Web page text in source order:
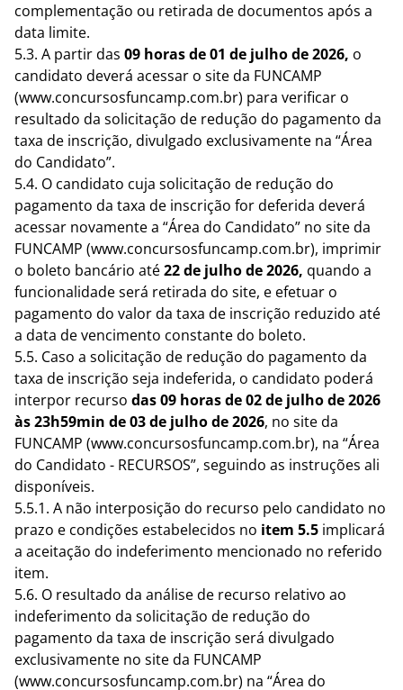
complementação ou retirada de documentos após a
data limite.
5.3. A partir das 09 horas de 01 de julho de 2026, o
candidato deverá acessar o site da FUNCAMP
(www.concursosfuncamp.com.br) para verificar o
resultado da solicitação de redução do pagamento da
taxa de inscrição, divulgado exclusivamente na “Área
do Candidato”.
5.4. O candidato cuja solicitação de redução do
pagamento da taxa de inscrição for deferida deverá
acessar novamente a “Área do Candidato” no site da
FUNCAMP (www.concursosfuncamp.com.br), imprimir
o boleto bancário até22 de julho de 2026, quando a
funcionalidade será retirada do site, e efetuar o
pagamento do valor da taxa de inscrição reduzido até
a data de vencimento constante do boleto.
5.5. Caso a solicitação de redução do pagamento da
taxa de inscrição seja indeferida, o candidato poderá
interpor recurso das 09 horas de 02 de julho de 2026
às 23h59min de 03 de julho de 2026, no site da
FUNCAMP (www.concursosfuncamp.com.br), na “Área
do Candidato - RECURSOS”, seguindo as instruções ali
disponíveis.
5.5.1. A não interposição do recurso pelo candidato no
prazo e condições estabelecidos no item 5.5 implicará
a aceitação do indeferimento mencionado no referido
item.
5.6. O resultado da análise de recurso relativo ao
indeferimento da solicitação de redução do
pagamento da taxa de inscrição será divulgado
exclusivamente no site da FUNCAMP
(www.concursosfuncamp.com.br) na “Área do